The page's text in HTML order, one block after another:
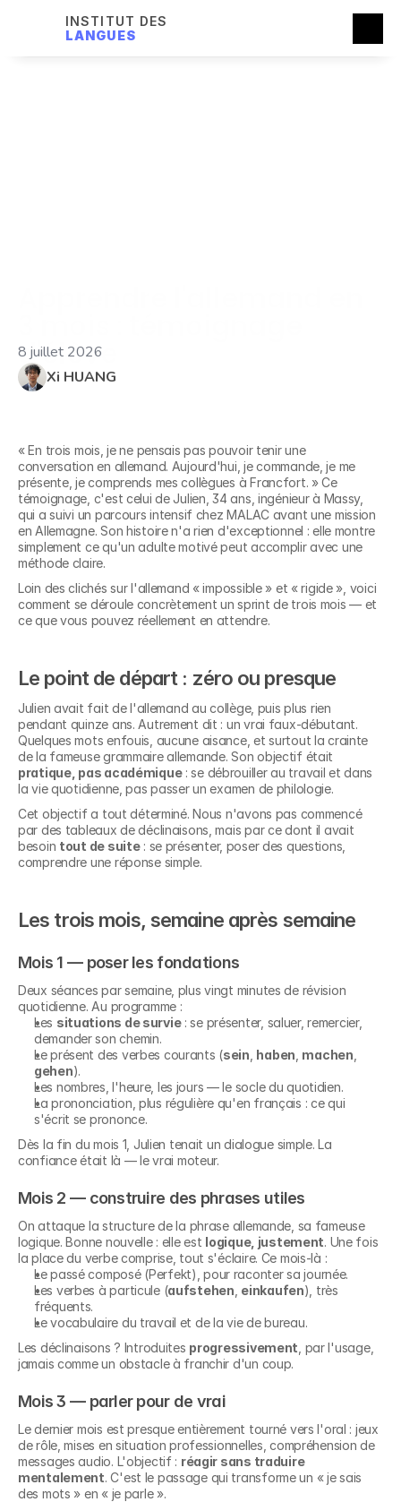
INSTITUT DES
LANGUES
d'élève
Xi HUANG
8 juillet 2026
« En trois mois, je ne pensais pas pouvoir tenir une
conversation en allemand. Aujourd'hui, je commande, je me
présente, je comprends mes collègues à Francfort. » Ce
témoignage, c'est celui de Julien, 34 ans, ingénieur à Massy,
qui a suivi un parcours intensif chez MALAC avant une mission
en Allemagne. Son histoire n'a rien d'exceptionnel : elle montre
simplement ce qu'un adulte motivé peut accomplir avec une
méthode claire.
Loin des clichés sur l'allemand « impossible » et « rigide », voici
comment se déroule concrètement un sprint de trois mois — et
ce que vous pouvez réellement en attendre.
Le point de départ : zéro ou presque
Julien avait fait de l'allemand au collège, puis plus rien
pendant quinze ans. Autrement dit : un vrai faux-débutant.
Quelques mots enfouis, aucune aisance, et surtout la crainte
pratique, pas académique : se débrouiller au travail et dans
la vie quotidienne, pas passer un examen de philologie.
Cet objectif a tout déterminé. Nous n'avons pas commencé
par des tableaux de déclinaisons, mais par ce dont il avait
besoin tout de suite : se présenter, poser des questions,
comprendre une réponse simple.
Les trois mois, semaine après semaine
Mois 1 — poser les fondations
Deux séances par semaine, plus vingt minutes de révision
quotidienne. Au programme :
Les situations de survie : se présenter, saluer, remercier,
demander son chemin.
Le présent des verbes courants (sein haben machen
gehen).
Les nombres, l'heure, les jours — le socle du quotidien.
La prononciation, plus régulière qu'en français : ce qui
s'écrit se prononce.
Dès la fin du mois 1, Julien tenait un dialogue simple. La
confiance était là — le vrai moteur.
Mois 2 — construire des phrases utiles
On attaque la structure de la phrase allemande, sa fameuse
logique. Bonne nouvelle : elle est logique, justement. Une fois
la place du verbe comprise, tout s'éclaire. Ce mois-là :
Le passé composé (Perfekt), pour raconter sa journée.
Les verbes à particule (aufstehen einkaufen), très
fréquents.
Le vocabulaire du travail et de la vie de bureau.
Les déclinaisons ? Introduites progressivement , par l'usage,
jamais comme un obstacle à franchir d'un coup.
Mois 3 — parler pour de vrai
Le dernier mois est presque entièrement tourné vers l'oral : jeux
de rôle, mises en situation professionnelles, compréhension de
messages audio. L'objectif : réagir sans traduire
mentalement. C'est le passage qui transforme un « je sais
des mots » en « je parle ».